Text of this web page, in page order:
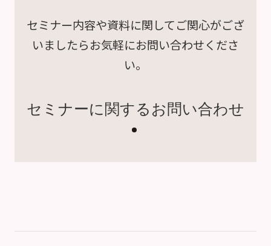
セミナー内容や資料に関してご関心がござ
いましたらお気軽にお問い合わせくださ
い。
セミナーに関するお問い合わせ